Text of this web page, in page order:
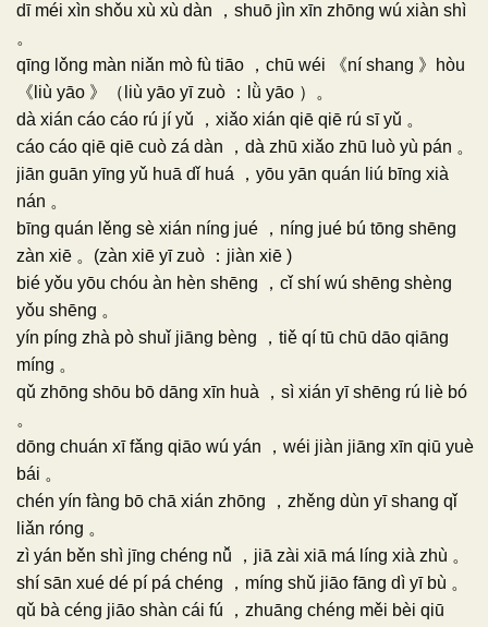
dī méi xìn shǒu xù xù dàn ，shuō jìn xīn zhōng wú xiàn shì
。
qīng lǒng màn niǎn mò fù tiāo ，chū wéi 《ní shang 》hòu
《liù yāo 》（liù yāo yī zuò ：lǜ yāo ）。
dà xián cáo cáo rú jí yǔ ，xiǎo xián qiē qiē rú sī yǔ 。
cáo cáo qiē qiē cuò zá dàn ，dà zhū xiǎo zhū luò yù pán 。
jiān guān yīng yǔ huā dǐ huá ，yōu yān quán liú bīng xià
nán 。
bīng quán lěng sè xián níng jué ，níng jué bú tōng shēng
zàn xiē 。(zàn xiē yī zuò ：jiàn xiē )
bié yǒu yōu chóu àn hèn shēng ，cǐ shí wú shēng shèng
yǒu shēng 。
yín píng zhà pò shuǐ jiāng bèng ，tiě qí tū chū dāo qiāng
míng 。
qǔ zhōng shōu bō dāng xīn huà ，sì xián yī shēng rú liè bó
。
dōng chuán xī fǎng qiāo wú yán ，wéi jiàn jiāng xīn qiū yuè
bái 。
chén yín fàng bō chā xián zhōng ，zhěng dùn yī shang qǐ
liǎn róng 。
zì yán běn shì jīng chéng nǚ ，jiā zài xiā má líng xià zhù 。
shí sān xué dé pí pá chéng ，míng shǔ jiāo fāng dì yī bù 。
qǔ bà céng jiāo shàn cái fú ，zhuāng chéng měi bèi qiū